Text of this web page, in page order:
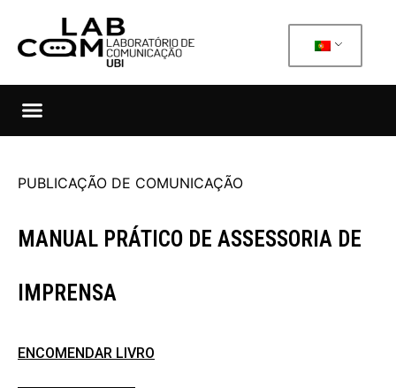
PUBLICAÇÃO DE COMUNICAÇÃO
MANUAL PRÁTICO DE ASSESSORIA DE
IMPRENSA
ENCOMENDAR LIVRO